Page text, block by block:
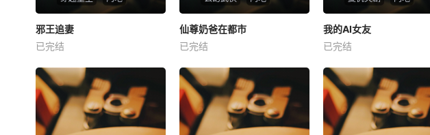
邪王追妻
未知
邪王追妻
已完结
仙尊奶爸在都市
未知
仙尊奶爸在都市
已完结
我的AI女友
未知
我的AI女友
已完结